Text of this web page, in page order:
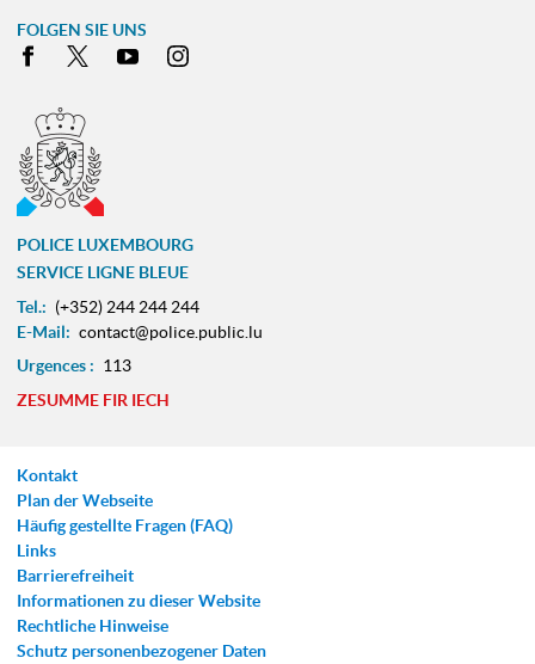
FOLGEN SIE UNS
Facebook
X Youtube
POLICE LUXEMBOURG
SERVICE LIGNE BLEUE
Tel.: (+352) 244 244 244
E-Mail: contact@police.public.lu
Urgences : 113
ZESUMME FIR IECH
Kontakt
Plan der Webseite
Häufig gestellte Fragen (FAQ)
Links
Barrierefreiheit
Informationen zu dieser Website
Rechtliche Hinweise
Schutz personenbezogener Daten